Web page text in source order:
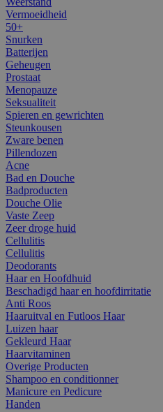
Vermoeidheid
50+
Snurken
Batterijen
Geheugen
Prostaat
Menopauze
Seksualiteit
Spieren en gewrichten
Steunkousen
Zware benen
Pillendozen
Acne
Bad en Douche
Badproducten
Douche Olie
Vaste Zeep
Zeer droge huid
Cellulitis
Cellulitis
Deodorants
Haar en Hoofdhuid
Beschadigd haar en hoofdirritatie
Anti Roos
Haaruitval en Futloos Haar
Luizen haar
Gekleurd Haar
Haarvitaminen
Overige Producten
Shampoo en conditionner
Manicure en Pedicure
Handen